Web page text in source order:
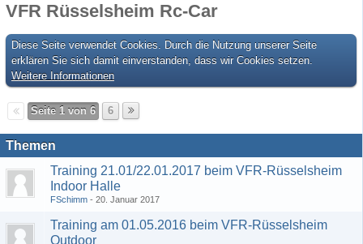
VFR Rüsselsheim Rc-Car
Diese Seite verwendet Cookies. Durch die Nutzung unserer Seite
erklären Sie sich damit einverstanden, dass wir Cookies setzen.
Weitere Informationen
Seite 1 von 6 6
Themen
Training 21.01/22.01.2017 beim VFR-Rüsselsheim
Indoor Halle
FSchimm 20. Januar 2017
Training am 01.05.2016 beim VFR-Rüsselsheim
Outdoor